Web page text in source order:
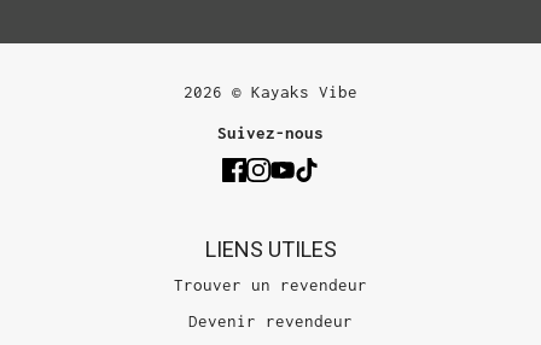
2026 © Kayaks Vibe
Suivez-nous
LIENS UTILES
Trouver un revendeur
Devenir revendeur